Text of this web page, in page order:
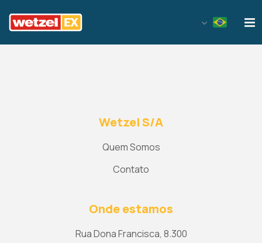
Wetzel S/A
Quem Somos
Contato
Onde estamos
Rua Dona Francisca, 8.300